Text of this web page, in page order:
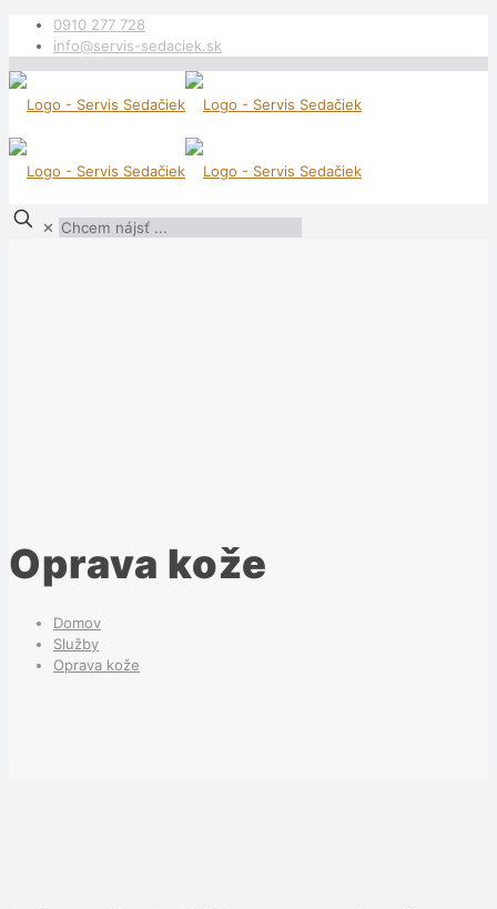
0910 277 728
info@servis-sedaciek.sk
✕
Oprava kože
Domov
Služby
Oprava kože